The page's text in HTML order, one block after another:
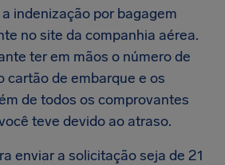
indenização por bagagem
no site da companhia aérea.
ter em mãos o número de
cartão de embarque e os
de todos os comprovantes
teve devido ao atraso.
enviar a solicitação seja de 21